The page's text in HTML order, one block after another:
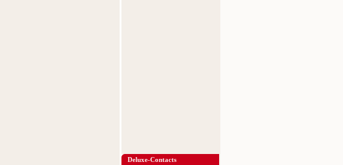
Deluxe-Contacts